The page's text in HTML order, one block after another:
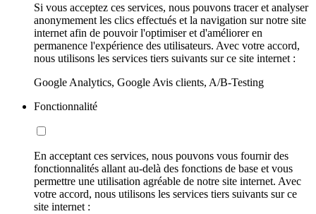
Si vous acceptez ces services, nous pouvons tracer et analyser
anonymement les clics effectués et la navigation sur notre site
internet afin de pouvoir l'optimiser et d'améliorer en
permanence l'expérience des utilisateurs. Avec votre accord,
nous utilisons les services tiers suivants sur ce site internet :
Google Analytics, Google Avis clients, A/B-Testing
Fonctionnalité
En acceptant ces services, nous pouvons vous fournir des
fonctionnalités allant au-delà des fonctions de base et vous
permettre une utilisation agréable de notre site internet. Avec
votre accord, nous utilisons les services tiers suivants sur ce
site internet :